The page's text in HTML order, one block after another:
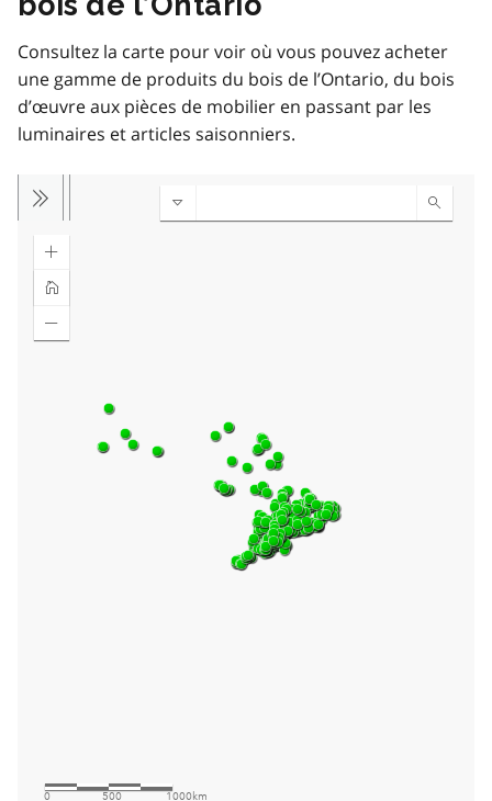
Consultez la carte pour voir où vous pouvez acheter
une gamme de produits du bois de l’Ontario, du bois
d’œuvre aux pièces de mobilier en passant par les
luminaires et articles saisonniers.